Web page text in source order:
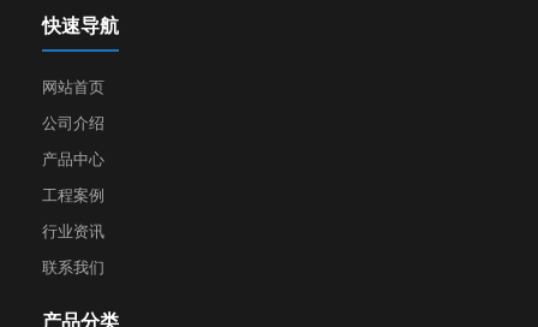
快速导航
网站首页
公司介绍
产品中心
工程案例
行业资讯
联系我们
产品分类